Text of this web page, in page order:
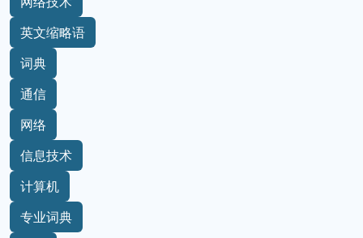
英文缩略语
词典
通信
网络
信息技术
计算机
专业词典